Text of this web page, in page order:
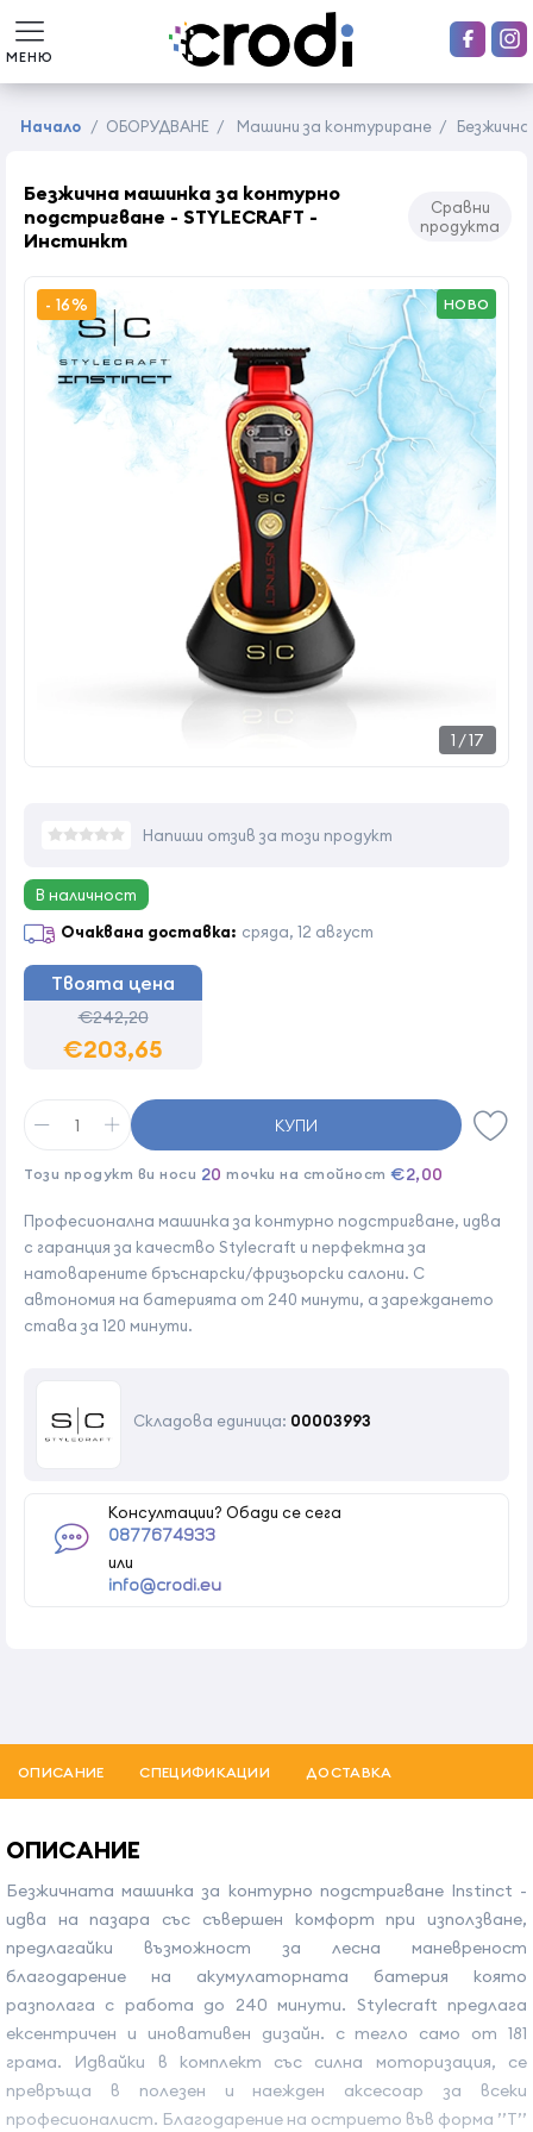
МЕНЮ
Начало / ОБОРУДВАНЕ / Машини за контуриране /
Безжична машинка за контурно
подстригване - STYLECRAFT -
Инстинкт
Сравни
продукта
1 /17
- 16% НОВО
Професионална машинка за контурно подстригване, идва
с гаранция за качество Stylecraft и перфектна за
натоварените бръснарски/фризьорски салони. С
автономия на батерията от 240 минути, а зареждането
става за 120 минути.
Складова единица: 00003993
Консултации? Обади се сега
0877674933
или
info@crodi.eu
Напиши отзив за този продукт
В наличност
Очаквана доставка: сряда, 12 август
Твоята цена
€242,20
€203,65
КУПИ
Този продукт ви носи 20 точки на стойност €2,00
ОПИСАНИЕ СПЕЦИФИКАЦИИ ДОСТАВКА
ОПИСАНИЕ
Безжичната машинка за контурно подстригване Instinct -
идва на пазара със съвершен комфорт при използване,
предлагайки възможност за лесна маневреност
благодарение на акумулаторната батерия която
разполага с работа до 240 минути. Stylecraft предлага
ексентричен и иновативен дизайн. с тегло само от 181
грама. Идвайки в комплект със силна моторизация, се
превръща в полезен и наежден аксесоар за всеки
професионалист. Благодарение на острието във форма ’’T’’